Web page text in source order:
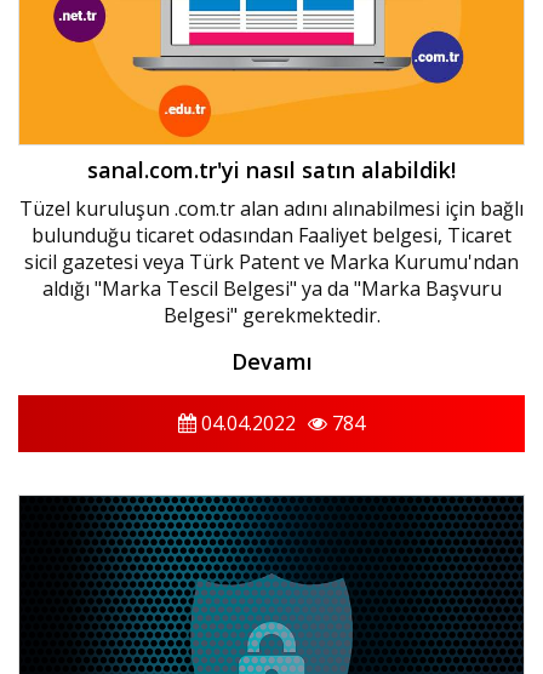
sanal.com.tr'yi nasıl satın alabildik!
Tüzel kuruluşun .com.tr alan adını alınabilmesi için bağlı
bulunduğu ticaret odasından Faaliyet belgesi, Ticaret
sicil gazetesi veya Türk Patent ve Marka Kurumu'ndan
aldığı "Marka Tescil Belgesi" ya da "Marka Başvuru
Belgesi" gerekmektedir.
Devamı
04.04.2022 784